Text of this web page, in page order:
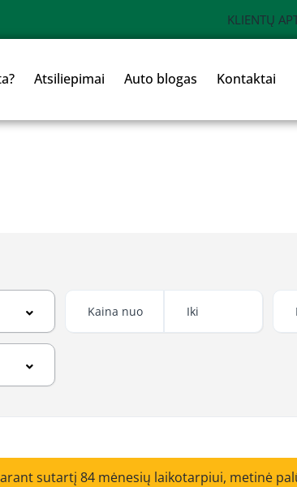
KLIENTŲ
Atsiliepimai Auto blogas Kontaktai
sutartį 84 mėnesių laikotarpiui, metinė